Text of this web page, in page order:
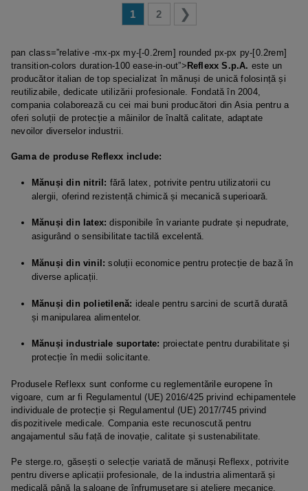
1 2
pan class=”relative -mx-px my-[-0.2rem] rounded px-px py-[0.2rem]
transition-colors duration-100 ease-in-out”>Reflexx S.p.A. este un
producător italian de top specializat în mănuși de unică folosință și
reutilizabile, dedicate utilizării profesionale. Fondată în 2004,
compania colaborează cu cei mai buni producători din Asia pentru a
oferi soluții de protecție a mâinilor de înaltă calitate, adaptate
nevoilor diverselor industrii.
Gama de produse Reflexx include:
Mănuși din nitril: fără latex, potrivite pentru utilizatorii cu
alergii, oferind rezistență chimică și mecanică superioară.
Mănuși din latex: disponibile în variante pudrate și nepudrate,
asigurând o sensibilitate tactilă excelentă.
Mănuși din vinil: soluții economice pentru protecție de bază în
diverse aplicații.
Mănuși din polietilenă: ideale pentru sarcini de scurtă durată
și manipularea alimentelor.
Mănuși industriale suportate: proiectate pentru durabilitate și
protecție în medii solicitante.
Produsele Reflexx sunt conforme cu reglementările europene în
vigoare, cum ar fi Regulamentul (UE) 2016/425 privind echipamentele
individuale de protecție și Regulamentul (UE) 2017/745 privind
dispozitivele medicale. Compania este recunoscută pentru
angajamentul său față de inovație, calitate și sustenabilitate.
Pe sterge.ro, găsești o selecție variată de mănuși Reflexx, potrivite
pentru diverse aplicații profesionale, de la industria alimentară și
medicală până la saloane de înfrumusețare și ateliere mecanice.